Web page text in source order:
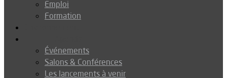
Emploi
Formation
Événements
Salons & Conférences
Les lancements à venir